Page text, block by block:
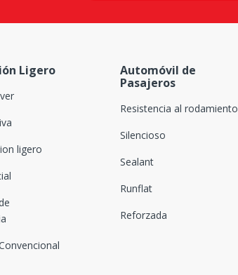
Ligero
ligero
Automóvil de
Pasajeros
Resistencia al rodamiento
Silencioso
Sealant
Runflat
Reforzada